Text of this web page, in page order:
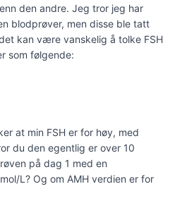
den andre. Jeg tror jeg har
blodprøver, men disse ble tatt
kan være vanskelig å tolke FSH
som følgende:
at min FSH er for høy, med
du den egentlig er over 10
på dag 1 med en
L? Og om AMH verdien er for